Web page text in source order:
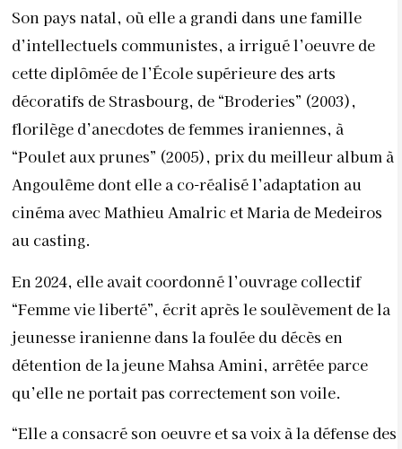
Son pays natal, où elle a grandi dans une famille
d’intellectuels communistes, a irrigué l’oeuvre de
cette diplômée de l’École supérieure des arts
décoratifs de Strasbourg, de “Broderies” (2003),
florilège d’anecdotes de femmes iraniennes, à
“Poulet aux prunes” (2005), prix du meilleur album à
Angoulême dont elle a co-réalisé l’adaptation au
cinéma avec Mathieu Amalric et Maria de Medeiros
au casting.
En 2024, elle avait coordonné l’ouvrage collectif
“Femme vie liberté”, écrit après le soulèvement de la
jeunesse iranienne dans la foulée du décès en
détention de la jeune Mahsa Amini, arrêtée parce
qu’elle ne portait pas correctement son voile.
“Elle a consacré son oeuvre et sa voix à la défense des